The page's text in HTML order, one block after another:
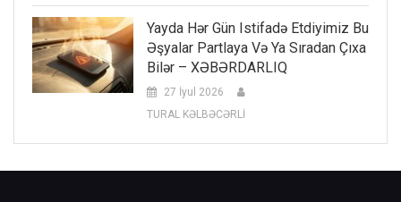
Yayda Hər Gün Istifadə Etdiyimiz Bu
Əşyalar Partlaya Və Ya Sıradan Çıxa
Bilər – XƏBƏRDARLIQ
27 İyul 2026
TURAL KƏLBƏCƏRLİ